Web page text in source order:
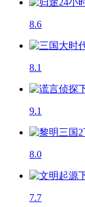
8.6
8.1
9.1
8.0
7.7